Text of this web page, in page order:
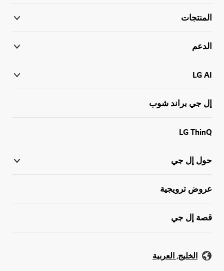
المنتجات
الدعم
LG AI
إل جي براند شوب
LG ThinQ
حول إل جي
عروض ترويجية
قصة إل جي
الخليج, العربية